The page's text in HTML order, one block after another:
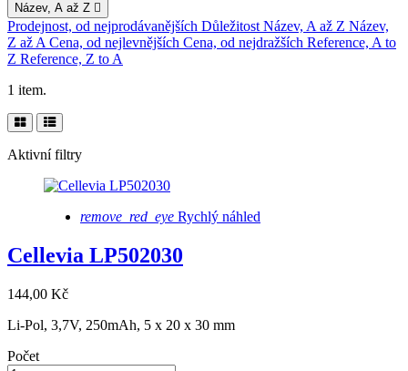
Název, A až Z 
Prodejnost, od nejprodávanějších Důležitost Název, A až Z Název,
Z až A Cena, od nejlevnějších Cena, od nejdražších Reference, A to
Z Reference, Z to A
1 item.
Aktivní filtry
remove_red_eye Rychlý náhled
Cellevia LP502030
144,00 Kč
Li-Pol, 3,7V, 250mAh, 5 x 20 x 30 mm
Počet